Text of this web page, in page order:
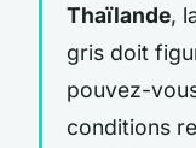
Thaïlande,
gris doit
pouvez-
conditions